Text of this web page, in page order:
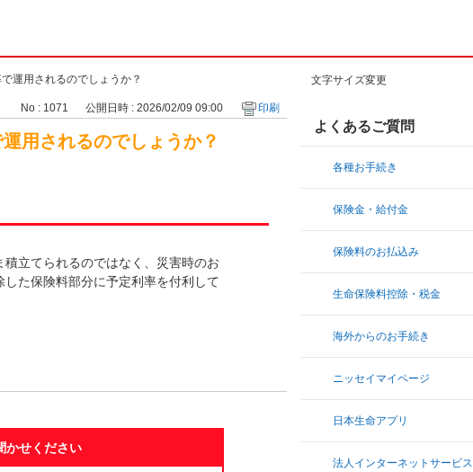
文字サイズ変更
運用されるのでしょうか？
よくあるご質問
各種お手続き
保険金・給付金
保険料のお払込み
生命保険料控除・税金
海外からのお手続き
ニッセイマイページ
日本生命アプリ
法人インターネットサービス
No : 1071 公開日時 : 2026/02/09 09:00 印刷
用されるのでしょうか？
立てられるのではなく、災害時のお
た保険料部分に予定利率を付利して
かせください